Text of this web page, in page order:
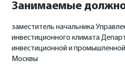
Занимаемые
заместитель начальника
инвестиционного климата
инвестиционной и
Москвы